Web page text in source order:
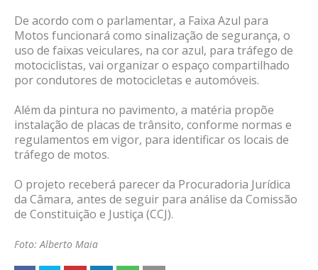
De acordo com o parlamentar, a Faixa Azul para
Motos funcionará como sinalização de segurança, o
uso de faixas veiculares, na cor azul, para tráfego de
motociclistas, vai organizar o espaço compartilhado
por condutores de motocicletas e automóveis.
Além da pintura no pavimento, a matéria propõe
instalação de placas de trânsito, conforme normas e
regulamentos em vigor, para identificar os locais de
tráfego de motos.
O projeto receberá parecer da Procuradoria Jurídica
da Câmara, antes de seguir para análise da Comissão
de Constituição e Justiça (CCJ).
Foto: Alberto Maia